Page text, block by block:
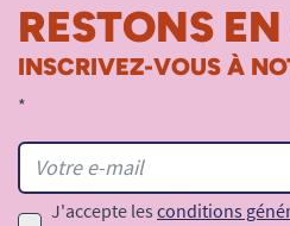
RESTONS
INSCRIVEZ-VOUS À
*
J'accepte les conditions